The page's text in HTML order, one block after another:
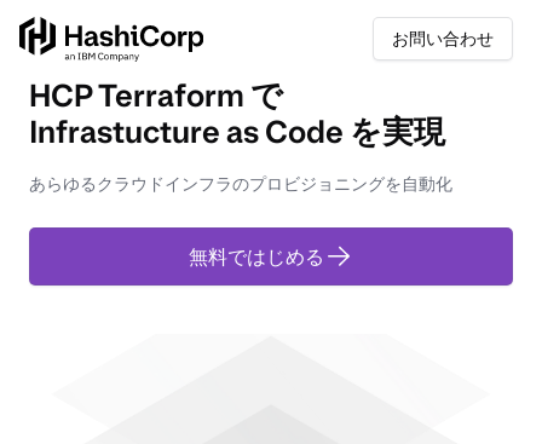
お問い合わせ
HCP Terraform で
Infrastucture as Code を実現
あらゆるクラウドインフラのプロビジョニングを自動化
無料ではじめる